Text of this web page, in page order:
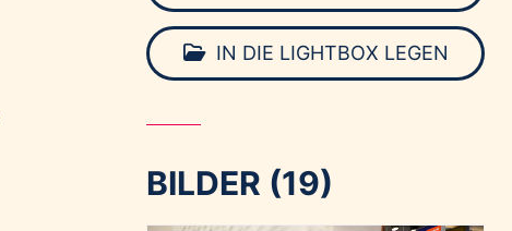
IN DIE LIGHTBOX LEGEN
BILDER (19)